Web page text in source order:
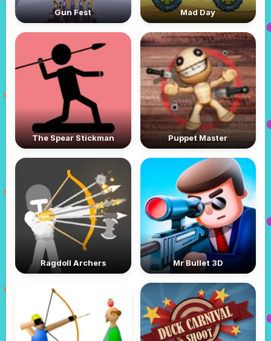
Gun Fest Mad Day
The Spear Stickman Puppet Master
Ragdoll Archers Mr Bullet 3D